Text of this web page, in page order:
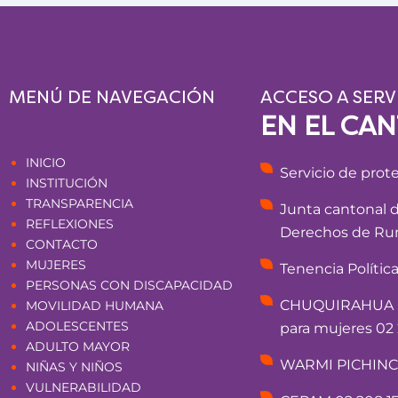
MENÚ DE NAVEGACIÓN
INICIO
INSTITUCIÓN
TRANSPARENCIA
REFLEXIONES
CONTACTO
MUJERES
PERSONAS CON DISCAPACIDAD
MOVILIDAD HUMANA
ADOLESCENTES
ADULTO MAYOR
NIÑAS Y NIÑOS
VULNERABILIDAD
ACCESO A
EN EL
Servicio de
Junta cantonal
Derechos de
Tenencia
para mujeres 02
WARMI